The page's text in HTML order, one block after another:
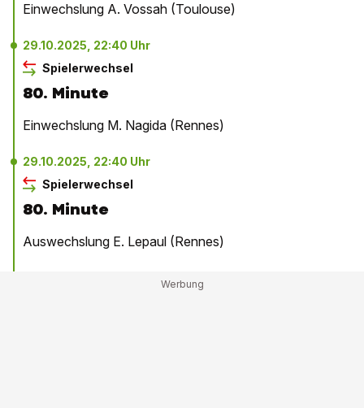
Einwechslung A. Vossah (Toulouse)
29.10.2025, 22:40 Uhr
Spielerwechsel
80. Minute
Einwechslung M. Nagida (Rennes)
29.10.2025, 22:40 Uhr
Spielerwechsel
80. Minute
Auswechslung E. Lepaul (Rennes)